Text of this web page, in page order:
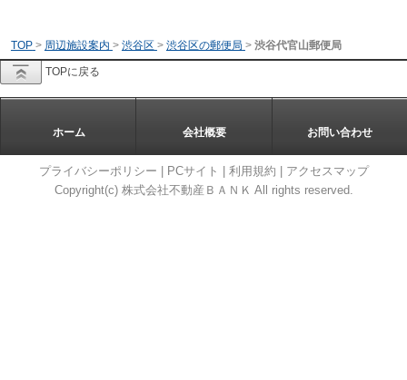
TOP > 周辺施設案内 > 渋谷区 > 渋谷区の郵便局 > 渋谷代官山郵便局
TOPに戻る
ホーム 会社概要 お問い合わせ
プライバシーポリシー PCサイト 利用規約
アクセスマップ
Copyright(c) 株式会社不動産ＢＡＮＫ All rights reserved.